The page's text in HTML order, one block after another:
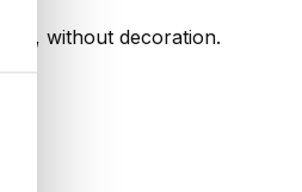
without decoration.